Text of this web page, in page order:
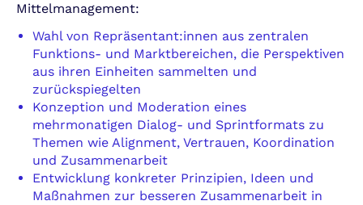
Mittelmanagement:
Wahl von Repräsentant:innen aus zentralen
Funktions- und Marktbereichen, die Perspektiven
aus ihren Einheiten sammelten und
zurückspiegelten
Konzeption und Moderation eines
mehrmonatigen Dialog- und Sprintformats zu
Themen wie Alignment, Vertrauen, Koordination
und Zusammenarbeit
Entwicklung konkreter Prinzipien, Ideen und
Maßnahmen zur besseren Zusammenarbeit in